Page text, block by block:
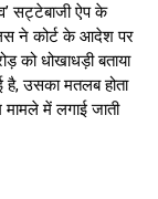
सट्टेबाजी ऐप के
ने कोर्ट के आदेश पर
धोखाधड़ी बताया
है, उसका मतलब होता
मामले में लगाई जाती